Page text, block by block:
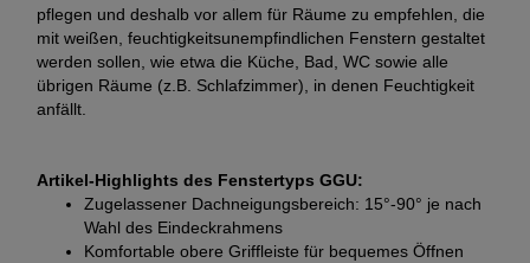
pflegen und deshalb vor allem für Räume zu empfehlen, die
mit weißen, feuchtigkeitsunempfindlichen Fenstern gestaltet
werden sollen, wie etwa die Küche, Bad, WC sowie alle
übrigen Räume (z.B. Schlafzimmer), in denen Feuchtigkeit
anfällt.
Artikel-Highlights des Fenstertyps GGU:
Zugelassener Dachneigungsbereich: 15°-90° je nach
Wahl des Eindeckrahmens
Komfortable obere Griffleiste für bequemes Öffnen